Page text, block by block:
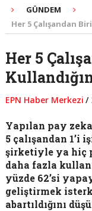
GÜNDEM
Her 5 Çalışandan
Her 5
EPN Haber Merkezi /
Yapılan pay
5 çalışandan 1’i
şirketiyle ya hiç
daha fazla
yüzde 62’si
geliştirmek
abartıldığını